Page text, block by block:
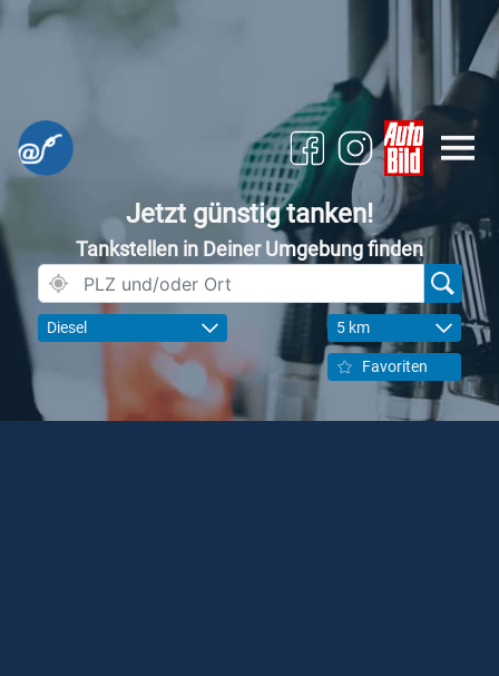
Jetzt günstig tanken!
Tankstellen in Deiner Umgebung finden
Diesel 5 km
Favoriten